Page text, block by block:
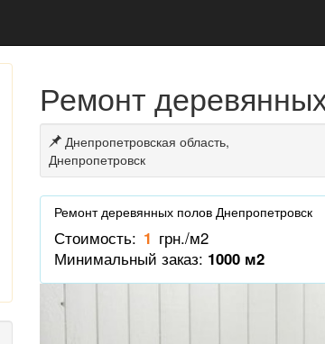
Ремонт
Днепропетровская область,
Днепропетровск
Ремонт деревянных полов Днепропетровск
Стоимость: 1 грн./м2
Минимальный заказ: 1000 м2